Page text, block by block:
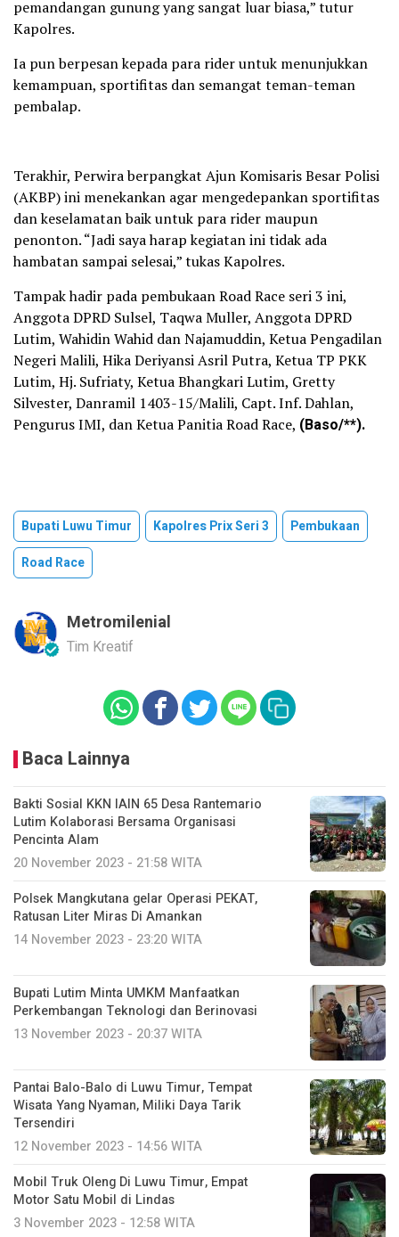
pemandangan gunung yang sangat luar biasa,” tutur
Kapolres.
Ia pun berpesan kepada para rider untuk menunjukkan
kemampuan, sportifitas dan semangat teman-teman
pembalap.
Terakhir, Perwira berpangkat Ajun Komisaris Besar Polisi
(AKBP) ini menekankan agar mengedepankan sportifitas
dan keselamatan baik untuk para rider maupun
penonton. “Jadi saya harap kegiatan ini tidak ada
hambatan sampai selesai,” tukas Kapolres.
Tampak hadir pada pembukaan Road Race seri 3 ini,
Anggota DPRD Sulsel, Taqwa Muller, Anggota DPRD
Lutim, Wahidin Wahid dan Najamuddin, Ketua Pengadilan
Negeri Malili, Hika Deriyansi Asril Putra, Ketua TP PKK
Lutim, Hj. Sufriaty, Ketua Bhangkari Lutim, Gretty
Silvester, Danramil 1403-15/Malili, Capt. Inf. Dahlan,
Pengurus IMI, dan Ketua Panitia Road Race, (Baso/**).
Bupati Luwu Timur Kapolres Prix Seri 3
Pembukaan
Road Race
Metromilenial
Tim Kreatif
Baca Lainnya
Bakti Sosial KKN IAIN 65 Desa Rantemario
Lutim Kolaborasi Bersama Organisasi
Pencinta Alam
20 November 2023 - 21:58 WITA
Polsek Mangkutana gelar Operasi PEKAT,
Ratusan Liter Miras Di Amankan
14 November 2023 - 23:20 WITA
Bupati Lutim Minta UMKM Manfaatkan
Perkembangan Teknologi dan Berinovasi
13 November 2023 - 20:37 WITA
Pantai Balo-Balo di Luwu Timur, Tempat
Wisata Yang Nyaman, Miliki Daya Tarik
Tersendiri
12 November 2023 - 14:56 WITA
Mobil Truk Oleng Di Luwu Timur, Empat
Motor Satu Mobil di Lindas
3 November 2023 - 12:58 WITA